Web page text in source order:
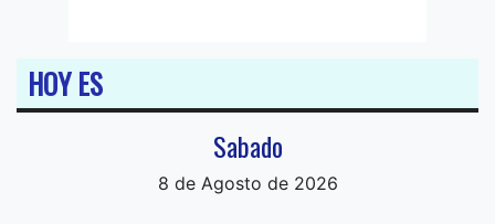
HOY ES
Sabado
8 de Agosto de 2026